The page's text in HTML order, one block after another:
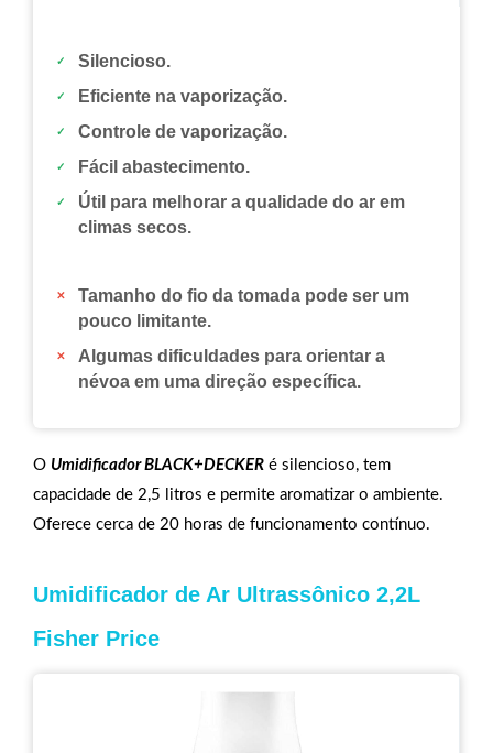
Silencioso.
Eficiente na vaporização.
Controle de vaporização.
Fácil abastecimento.
Útil para melhorar a qualidade do ar em
climas secos.
Tamanho do fio da tomada pode ser um
pouco limitante.
Algumas dificuldades para orientar a
névoa em uma direção específica.
O Umidificador BLACK+DECKER é silencioso, tem
capacidade de 2,5 litros e permite aromatizar o ambiente.
Oferece cerca de 20 horas de funcionamento contínuo.
Umidificador de Ar Ultrassônico 2,2L
Fisher Price